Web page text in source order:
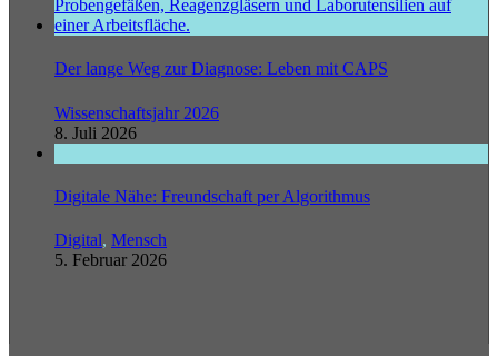
Der lange Weg zur Diagnose: Leben mit CAPS
Wissenschaftsjahr 2026
8. Juli 2026
Digitale Nähe: Freundschaft per Algorithmus
Digital, Mensch
5. Februar 2026